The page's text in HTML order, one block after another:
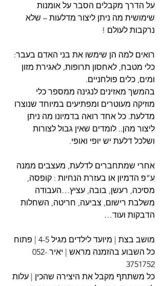
על הדרך מקבלים הסבר על אומנות
שימושית מה ניתן ליצור מדלעות – שלא
נרקבות לעולם !
רואים למה הן שימשו את בני האדם בעבר:
כלי מטבח, לאחסון תרופות, לאגירת מזון
ומים, כלים פולחניים.
בהמשך מאזינים לנגינה ממספר כלי
מוזיקה מעוטרים ומפתיעים במיוחד שנוצרו
מדלעת. כל אחד רואה בדמיונו מה ניתן
ליצור מהן.. לומדים שאין גבול לצורות
ושלכל דלעת יש יופי ואופי.
אחרי שמתחברים לדלעת, מעצבים ממנה
ע”פ הדמיון או בעזרת הנחיות : קופסה,
מסיכה, רעשן, בובה, עציץ…העבודה
משלבת רישום, צביעה, חריטה, השחלות
הדבקות ועוד…
מושב בצת | מיועד לילדים מגיל 4-5 | פתוח
כל השבוע בהזמנה מראש | יאיר 052-
3751752
כל משתתף מקבל את היצירה שהכין | עלות